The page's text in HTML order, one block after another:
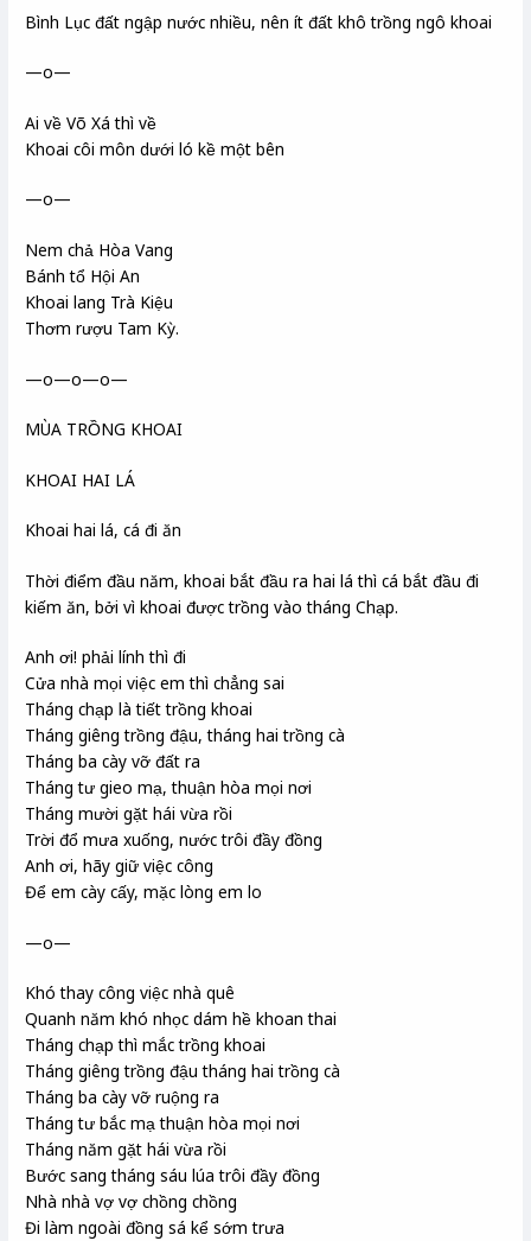
Bình Lục đất ngập nước nhiều, nên ít đất khô trồng ngô khoai
—o—
Ai về Võ Xá thì về
Khoai côi môn dưới ló kề một bên
—o—
Nem chả Hòa Vang
Bánh tổ Hội An
Khoai lang Trà Kiệu
Thơm rượu Tam Kỳ.
—o—o—o—
MÙA TRỒNG KHOAI
KHOAI HAI LÁ
Khoai hai lá, cá đi ăn
Thời điểm đầu năm, khoai bắt đầu ra hai lá thì cá bắt đầu đi
kiếm ăn, bởi vì khoai được trồng vào tháng Chạp.
Anh ơi! phải lính thì đi
Cửa nhà mọi việc em thì chẳng sai
Tháng chạp là tiết trồng khoai
Tháng giêng trồng đậu, tháng hai trồng cà
Tháng ba cày vỡ đất ra
Tháng tư gieo mạ, thuận hòa mọi nơi
Tháng mười gặt hái vừa rồi
Trời đổ mưa xuống, nước trôi đầy đồng
Anh ơi, hãy giữ việc công
Để em cày cấy, mặc lòng em lo
—o—
Khó thay công việc nhà quê
Quanh năm khó nhọc dám hề khoan thai
Tháng chạp thì mắc trồng khoai
Tháng giêng trồng đậu tháng hai trồng cà
Tháng ba cày vỡ ruộng ra
Tháng tư bắc mạ thuận hòa mọi nơi
Tháng năm gặt hái vừa rồi
Bước sang tháng sáu lúa trôi đầy đồng
Nhà nhà vợ vợ chồng chồng
Đi làm ngoài đồng sá kể sớm trưa